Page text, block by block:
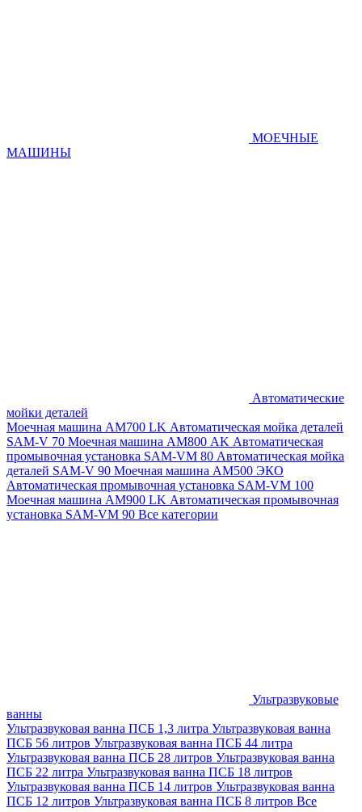
МОЕЧНЫЕ
МАШИНЫ
Автоматические
мойки деталей
Моечная машина AM700 LK Автоматическая мойка деталей
SAM-V 70 Моечная машина АМ800 AK Автоматическая
промывочная установка SAM-VM 80 Автоматическая мойка
деталей SAM-V 90 Моечная машина АМ500 ЭКО
Автоматическая промывочная установка SAM-VM 100
Моечная машина AM900 LK Автоматическая промывочная
установка SAM-VM 90 Все категории
Ультразвуковые
ванны
Ультразвуковая ванна ПСБ 1,3 литра Ультразвуковая ванна
ПСБ 56 литров Ультразвуковая ванна ПСБ 44 литра
Ультразвуковая ванна ПСБ 28 литров Ультразвуковая ванна
ПСБ 22 литра Ультразвуковая ванна ПСБ 18 литров
Ультразвуковая ванна ПСБ 14 литров Ультразвуковая ванна
ПСБ 12 литров Ультразвуковая ванна ПСБ 8 литров Все